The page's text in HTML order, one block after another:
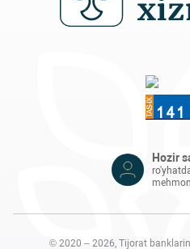
Hozir
© 2020 – 2026, Tijorat